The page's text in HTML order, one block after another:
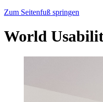
Zum Seitenfuß springen
World